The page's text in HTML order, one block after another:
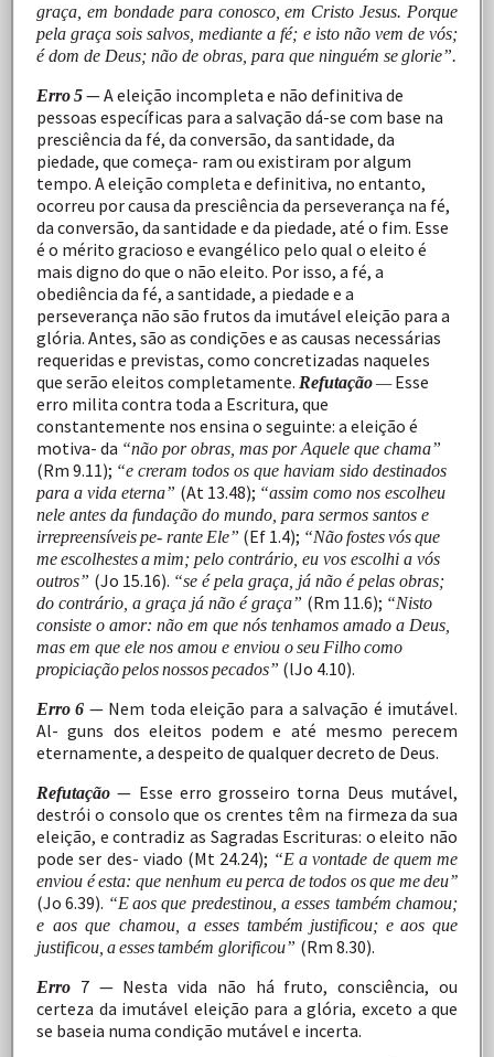
graça, em bondade para conosco, em Cristo Jesus. Porque
pela graça sois salvos, mediante a fé; e isto não vem de vós;
é dom de Deus; não de obras, para que ninguém seglorie”.
Erro5—Aeleição incompleta e não definitiva de
pessoas específicas para a salvação dá-se com base na
presciência da fé, da conversão, da santidade, da
piedade, que começa- ram ou existiram poralgum
tempo. Aeleição completa e definitiva, no entanto,
ocorreu porcausa da presciência da perseverança na fé,
da conversão, da santidade e da piedade, até o fim. Esse
é o mérito gracioso e evangélico pelo qual o eleito é
mais digno do que o não eleito. Por isso, a fé, a
obediência da fé, a santidade, a piedade e a
perseverança não são frutos da imutável eleição para a
glória. Antes, são as condições e as causas necessárias
requeridas e previstas, como concretizadas naqueles
que serão eleitos completamente. Refutação— Esse
erro milita contra toda a Escritura, que
constantemente nos ensina o seguinte: a eleição é
motiva- da “não por obras, mas por Aquele que chama”
(Rm 9.11); “e creram todos os que haviam sido destinados
para a vida eterna” (At 13.48); “assim como nos escolheu
nele antes da fundação do mundo, para sermos santos e
irrepreensíveispe- rante Ele” (Ef 1.4); “Nãofostesvósque
meescolhestesamim; pelo contrário, eu vos escolhi a vós
outros” (Jo 15.16). “se é pela graça, já não é pelas obras;
do contrário, a graça já não é graça” (Rm 11.6); “Nisto
consiste o amor: não em que nós tenhamos amado a Deus,
mas em que ele nos amou e enviou oseu Filhocomo
propiciaçãopelosnossospecados” (lJo 4.10).
Erro 6 — Nem toda eleição para a salvação é imutável.
Al-guns dos eleitos podem e até mesmo perecem
eternamente, a despeito de qualquerdecreto de Deus.
Refutação — Esse erro grosseiro torna Deus mutável,
destrói o consolo que os crentes têm na firmeza da sua
eleição, econtradiz as Sagradas Escrituras: o eleito não
pode ser des- viado (Mt 24.24); “E a vontade de quem me
enviou é esta: que nenhum eu perca de todos os que me deu’’
(Jo 6.39). “Eaosque predestinou, a esses também chamou;
e aos que chamou, a esses também justificou; e aos que
justificou, aessestambém glorificou” (Rm 8.30).
Erro 7 — Nesta vida não há fruto, consciência, ou
certeza da imutável eleição para a glória, exceto a que
se baseia numa condição mutável e incerta.